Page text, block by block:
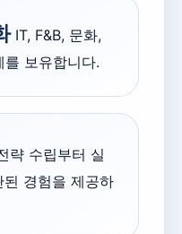
IT, F&B, 문화,
보유합니다.
략 수립부터 실
경험을 제공하